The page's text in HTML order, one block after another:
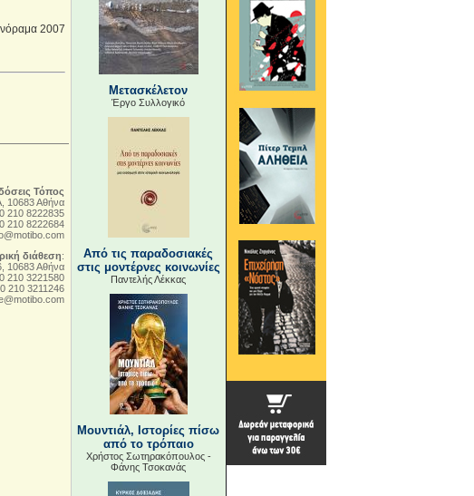
2007
Τόπος
10683 Αθήνα
210 8222835
210 8222684
διάθεση:
10683 Αθήνα
210 3221580
210 3211246
Μετασκέλετον
Έργο Συλλογικό
Από τις παραδοσιακές
στις μοντέρνες κοινωνίες
Παντελής Λέκκας
Μουντιάλ, Ιστορίες πίσω
από το τρόπαιο
Χρήστος Σωτηρακόπουλος -
Φάνης Τσοκανάς